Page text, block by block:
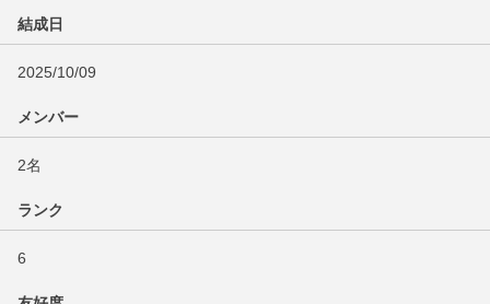
結成日
2025/10/09
メンバー
2名
ランク
6